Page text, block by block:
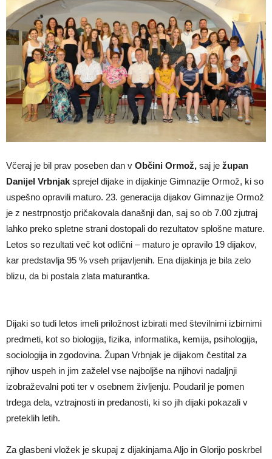
Včeraj je bil prav poseben dan v Občini Ormož, saj je župan
Danijel Vrbnjak sprejel dijake in dijakinje Gimnazije Ormož, ki so
uspešno opravili maturo. 23. generacija dijakov Gimnazije Ormož
je z nestrpnostjo pričakovala današnji dan, saj so ob 7.00 zjutraj
lahko preko spletne strani dostopali do rezultatov splošne mature.
Letos so rezultati več kot odlični – maturo je opravilo 19 dijakov,
kar predstavlja 95 % vseh prijavljenih. Ena dijakinja je bila zelo
blizu, da bi postala zlata maturantka.
Dijaki so tudi letos imeli priložnost izbirati med številnimi izbirnimi
predmeti, kot so biologija, fizika, informatika, kemija, psihologija,
sociologija in zgodovina. Župan Vrbnjak je dijakom čestital za
njihov uspeh in jim zaželel vse najboljše na njihovi nadaljnji
izobraževalni poti ter v osebnem življenju. Poudaril je pomen
trdega dela, vztrajnosti in predanosti, ki so jih dijaki pokazali v
preteklih letih.
Za glasbeni vložek je skupaj z dijakinjama Aljo in Glorijo poskrbel